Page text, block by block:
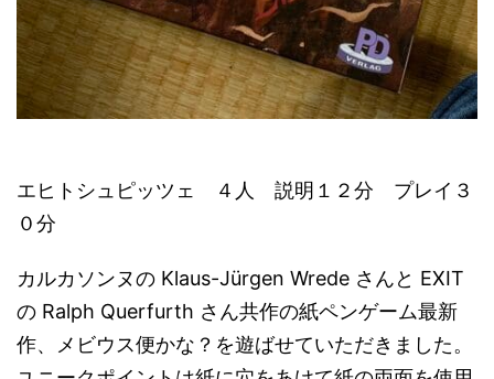
エヒトシュピッツェ ４人 説明１２分 プレイ３
０分
カルカソンヌの Klaus-Jürgen Wrede さんと EXIT
の Ralph Querfurth さん共作の紙ペンゲーム最新
作、メビウス便かな？を遊ばせていただきました。